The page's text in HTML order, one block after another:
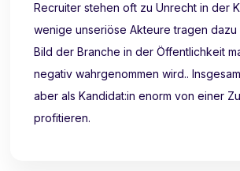
Recruiter stehen oft zu Unrecht in der
wenige unseriöse Akteure tragen dazu
Bild der Branche in der Öffentlichkeit
negativ wahrgenommen wird..
aber als Kandidat:in enorm von einer
profitieren.